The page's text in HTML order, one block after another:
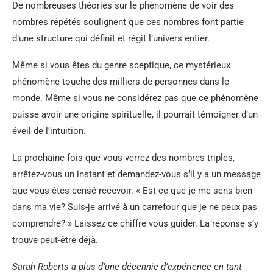
De nombreuses théories sur le phénomène de voir des
nombres répétés soulignent que ces nombres font partie
d’une structure qui définit et régit l’univers entier.
Même si vous êtes du genre sceptique, ce mystérieux
phénomène touche des milliers de personnes dans le
monde. Même si vous ne considérez pas que ce phénomène
puisse avoir une origine spirituelle, il pourrait témoigner d’un
éveil de l’intuition.
La prochaine fois que vous verrez des nombres triples,
arrêtez-vous un instant et demandez-vous s’il y a un message
que vous êtes censé recevoir. « Est-ce que je me sens bien
dans ma vie? Suis-je arrivé à un carrefour que je ne peux pas
comprendre? » Laissez ce chiffre vous guider. La réponse s’y
trouve peut-être déjà.
Sarah Roberts a plus d’une décennie d’expérience en tant